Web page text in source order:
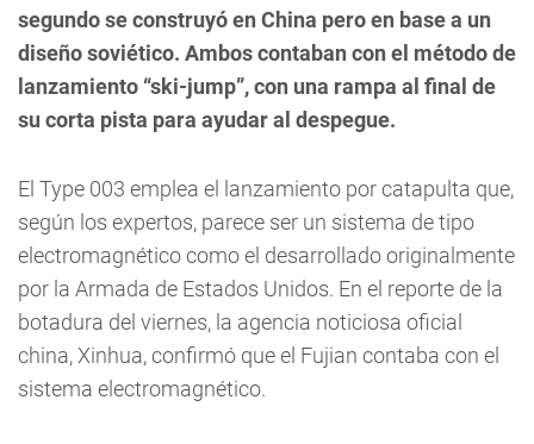
segundo se construyó en China pero en base a un
diseño soviético. Ambos contaban con el método de
lanzamiento “ski-jump”, con una rampa al final de
su corta pista para ayudar al despegue.
El Type 003 emplea el lanzamiento por catapulta que,
según los expertos, parece ser un sistema de tipo
electromagnético como el desarrollado originalmente
por la Armada de Estados Unidos. En el reporte de la
botadura del viernes, la agencia noticiosa oficial
china, Xinhua, confirmó que el Fujian contaba con el
sistema electromagnético.